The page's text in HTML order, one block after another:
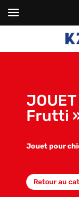
Frutti
Jouet pour
Retour au